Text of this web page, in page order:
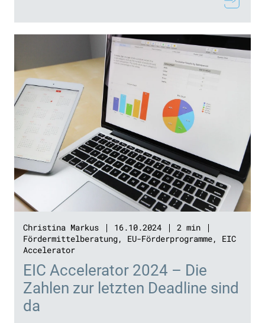
Christina Markus 16.10.2024
2 min
Fördermittelberatung, EU-Förderprogramme, EIC
Accelerator
EIC Accelerator 2024 – Die
Zahlen zur letzten Deadline sind
da